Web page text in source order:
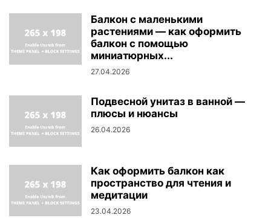
Балкон с маленькими
растениями — как оформить
балкон с помощью
миниатюрных...
27.04.2026
Подвесной унитаз в ванной —
плюсы и нюансы
26.04.2026
Как оформить балкон как
пространство для чтения и
медитации
23.04.2026